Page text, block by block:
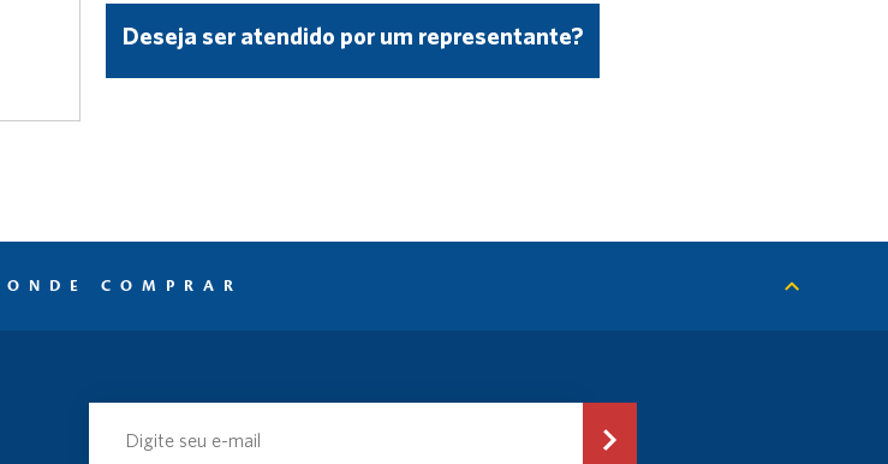
Deseja ser atendido por um representante?
ONDE COMPRAR